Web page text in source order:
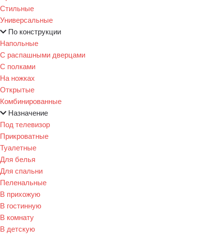
Стильные
Универсальные
По конструкции
Напольные
С распашными дверцами
С полками
На ножках
Открытые
Комбинированные
Назначение
Под телевизор
Прикроватные
Туалетные
Для белья
Для спальни
Пеленальные
В прихожую
В гостинную
В комнату
В детскую